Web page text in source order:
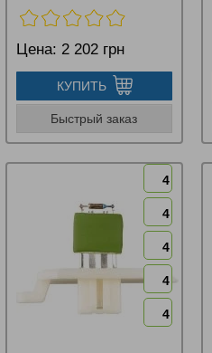
Цена: 2 202 грн
КУПИТЬ
Быстрый заказ
4
4
4
4
4